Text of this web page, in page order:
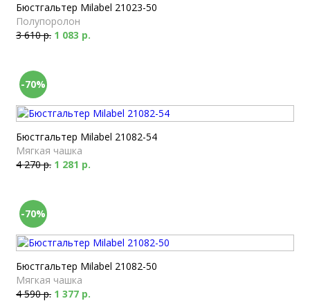
Бюстгальтер Milabel 21023-50
Полупоролон
3 610 р. 1 083 р.
-70%
Бюстгальтер Milabel 21082-54
Мягкая чашка
4 270 р. 1 281 р.
-70%
Бюстгальтер Milabel 21082-50
Мягкая чашка
4 590 р. 1 377 р.